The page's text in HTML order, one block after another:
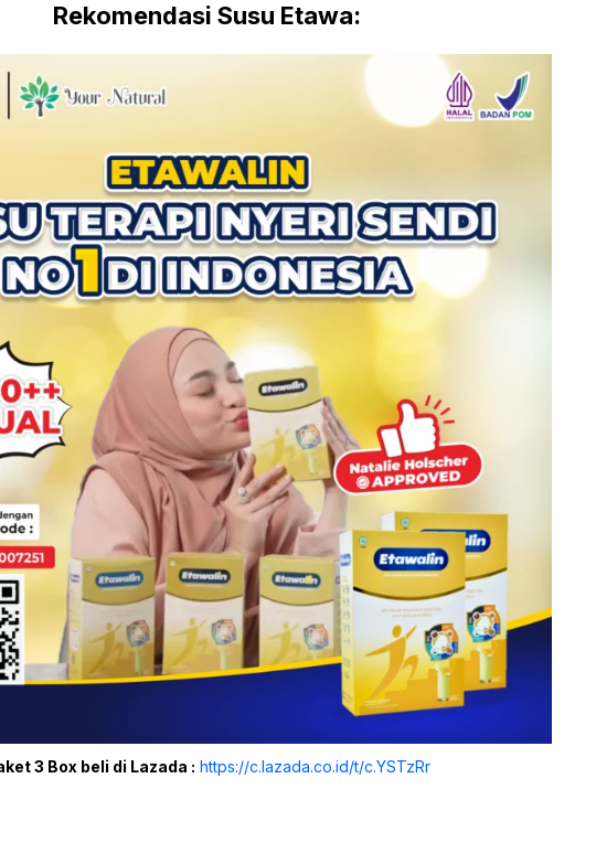
Rekomendasi Susu Etawa:
3 Box beli di Lazada : https://c.lazada.co.id/t/c.YSTzRr